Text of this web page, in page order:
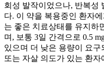
회성 발작이었으나, 반복성
다. 이 약을 복용중인 환자
는 좋은 치료상태를 유지하
며, 보통 3일 간격으로 0.5
있으며 더 낮은 용량이 요
또는 자살 의도가 있는 환